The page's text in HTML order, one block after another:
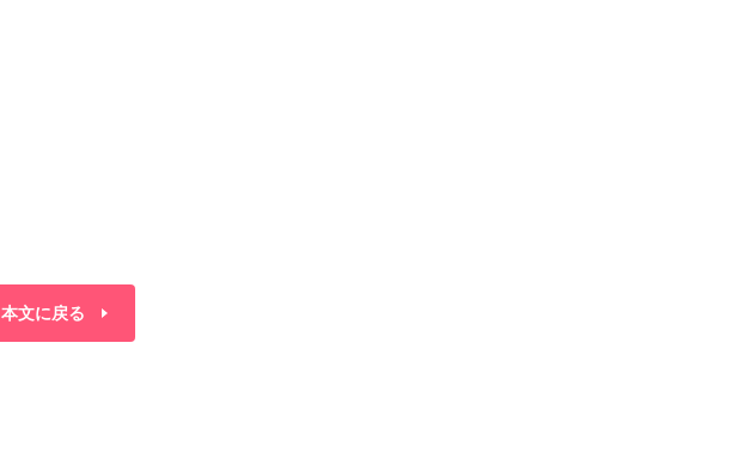
本文に戻る